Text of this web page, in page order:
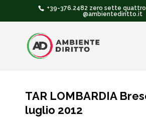
+39-376.2482 zero sette quattro
@ambientediritto.it
TAR LOMBARDIA
luglio 2012